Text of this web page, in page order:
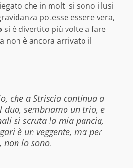
che in molti si sono illusi
potesse essere vera,
si è divertito più volte a fare
non è ancora arrivato il
che a Striscia continua a
duo, sembriamo un trio, e
si scruta la mia pancia,
è un veggente, ma per
lo sono.